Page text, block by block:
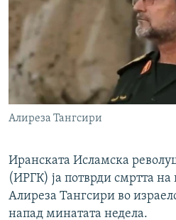
Алиреза Тангсири
Иранската Исламска
(ИРГК) ја потврди смртта
Алиреза Тангсири во
напад минатата недела.